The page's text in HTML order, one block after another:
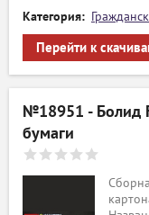
Категория:
Перейти к
№18951 - Болид
бумаги